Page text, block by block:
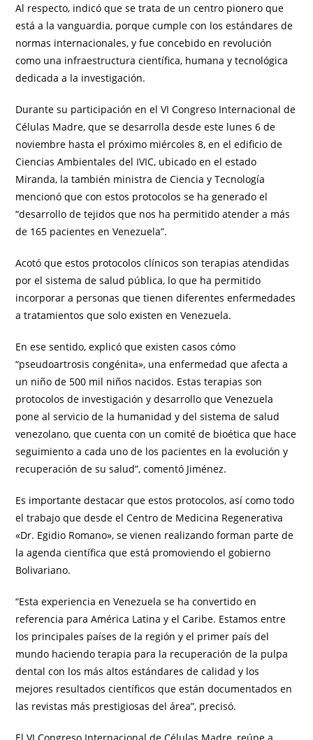
Al respecto, indicó que se trata de un centro pionero que
está a la vanguardia, porque cumple con los estándares de
normas internacionales, y fue concebido en revolución
como una infraestructura científica, humana y tecnológica
dedicada a la investigación.
Durante su participación en el VI Congreso Internacional de
Células Madre, que se desarrolla desde este lunes 6 de
noviembre hasta el próximo miércoles 8, en el edificio de
Ciencias Ambientales del IVIC, ubicado en el estado
Miranda, la también ministra de Ciencia y Tecnología
mencionó que con estos protocolos se ha generado el
“desarrollo de tejidos que nos ha permitido atender a más
de 165 pacientes en Venezuela”.
Acotó que estos protocolos clínicos son terapias atendidas
por el sistema de salud pública, lo que ha permitido
incorporar a personas que tienen diferentes enfermedades
a tratamientos que solo existen en Venezuela.
En ese sentido, explicó que existen casos cómo
“pseudoartrosis congénita», una enfermedad que afecta a
un niño de 500 mil niños nacidos. Estas terapias son
protocolos de investigación y desarrollo que Venezuela
pone al servicio de la humanidad y del sistema de salud
venezolano, que cuenta con un comité de bioética que hace
seguimiento a cada uno de los pacientes en la evolución y
recuperación de su salud”, comentó Jiménez.
Es importante destacar que estos protocolos, así como todo
el trabajo que desde el Centro de Medicina Regenerativa
«Dr. Egidio Romano», se vienen realizando forman parte de
la agenda científica que está promoviendo el gobierno
Bolivariano.
“Esta experiencia en Venezuela se ha convertido en
referencia para América Latina y el Caribe. Estamos entre
los principales países de la región y el primer país del
mundo haciendo terapia para la recuperación de la pulpa
dental con los más altos estándares de calidad y los
mejores resultados científicos que están documentados en
las revistas más prestigiosas del área”, precisó.